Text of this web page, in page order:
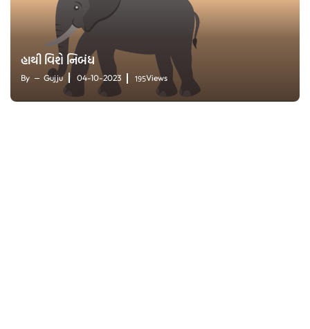
હાથી વિશે નિબંધ
By Gujju 04-10-2023 195Views